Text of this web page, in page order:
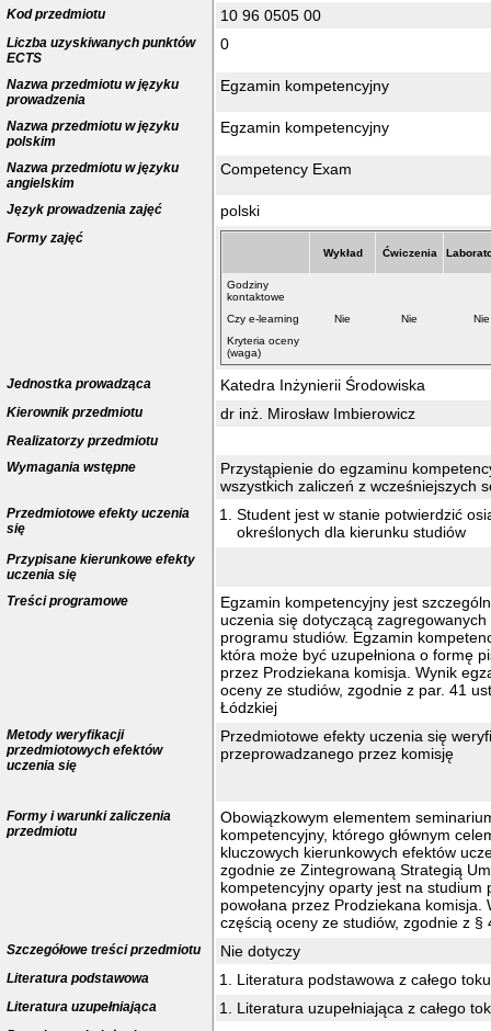
Kod przedmiotu 10 96 0505 00
Liczba uzyskiwanych punktów
ECTS
0
Nazwa przedmiotu w języku
prowadzenia
Egzamin kompetencyjny
Nazwa przedmiotu w języku
polskim
Egzamin kompetencyjny
Nazwa przedmiotu w języku
angielskim
Competency Exam
Język prowadzenia zajęć polski
Formy zajęć
Wykład Ćwiczenia
Godziny
kontaktowe
Czy e-learning
Nie Nie
Nie
Kryteria oceny
(waga)
Jednostka prowadząca Katedra Inżynierii Środowiska
Kierownik przedmiotu dr inż. Mirosław Imbierowicz
Realizatorzy przedmiotu
Wymagania wstępne
Przystąpienie do egzaminu
wszystkich zaliczeń z wcześniejszych
Przedmiotowe efekty uczenia
się
Student jest w stanie potwierdzić
określonych dla kierunku studiów
Przypisane kierunkowe efekty
uczenia się
Treści programowe
Egzamin kompetencyjny jest
uczenia się dotyczącą
programu studiów. Egzamin
która może być uzupełniona o formę
przez Prodziekana komisja. Wynik
oceny ze studiów, zgodnie z par. 41
Łódzkiej
Metody weryfikacji
przedmiotowych efektów
uczenia się
Przedmiotowe efekty uczenia się
przeprowadzanego przez komisję
Formy i warunki zaliczenia
przedmiotu
Obowiązkowym elementem
kompetencyjny, którego głównym
kluczowych kierunkowych efektów
zgodnie ze Zintegrowaną Strategią
kompetencyjny oparty jest na
powołana przez Prodziekana
częścią oceny ze studiów, zgodnie z §
Szczegółowe treści przedmiotu Nie dotyczy
Literatura podstawowa Literatura podstawowa z całego
Literatura uzupełniająca Literatura uzupełniająca z całego